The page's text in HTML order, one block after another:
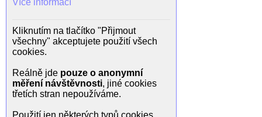
Více informací
Kliknutím na tlačítko "Přijmout
všechny" akceptujete použití všech
cookies.
Reálně jde pouze o anonymní
měření návštěvnosti, jiné cookies
třetích stran nepoužíváme.
Použití jen některých typů cookies